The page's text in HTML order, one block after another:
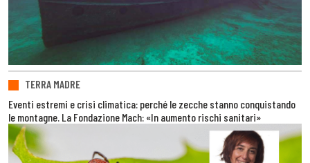
TERRA MADRE
Eventi estremi e crisi climatica: perché le zecche stanno conquistando
le montagne. La Fondazione Mach: «In aumento rischi sanitari»